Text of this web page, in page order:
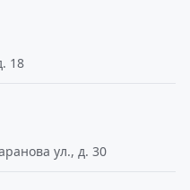
18
ул., д. 30